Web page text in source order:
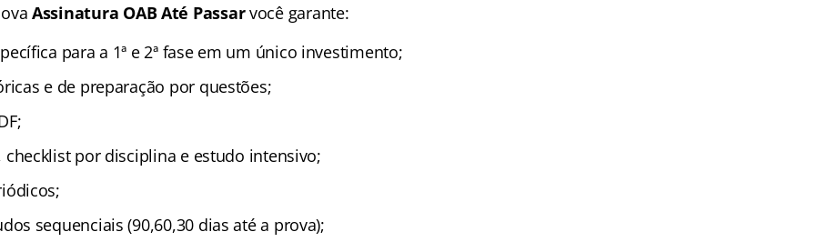
Assinatura OAB Até Passarvocê garante:
para a 1ª e 2ª fase em um único investimento;
e de preparação por questões;
checklist por disciplina e estudo intensivo;
sequenciais (90,60,30 dias até a prova);